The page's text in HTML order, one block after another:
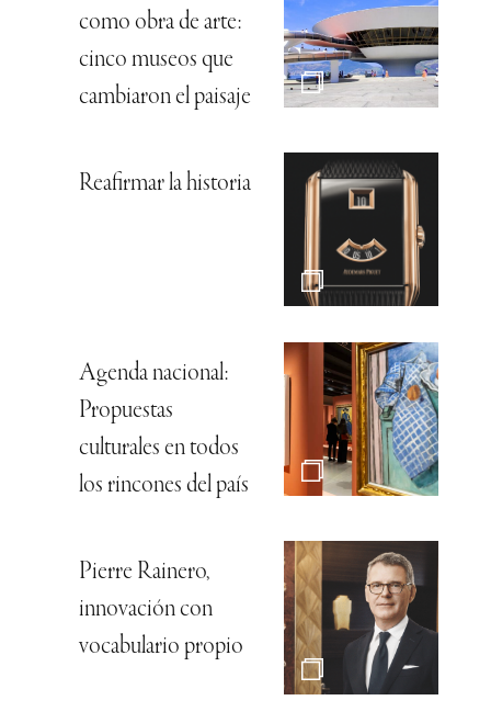
como obra de arte:
cinco museos que
cambiaron el paisaje
Reafirmar la historia
Agenda nacional:
Propuestas
culturales en todos
los rincones del país
Pierre Rainero,
innovación con
vocabulario propio